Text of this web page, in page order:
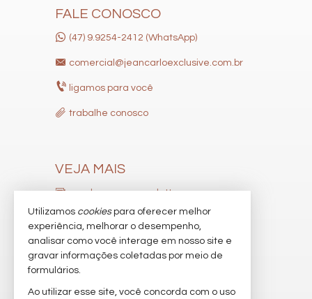
FALE CONOSCO
(47) 9.9254-2412 (WhatsApp)
comercial@jeancarloexclusive.com.br
ligamos para você
trabalhe conosco
VEJA MAIS
receba nosso newsletter
indicadores financeiros
cadastre seu imóvel
imóveis favoritos
mapa de imóveis
Utilizamos cookiespara oferecer melhor
experiência, melhorar o desempenho,
analisar como você interage em nosso site e
gravar informações coletadas por meio de
formulários.
Ao utilizar esse site, você concorda com o uso